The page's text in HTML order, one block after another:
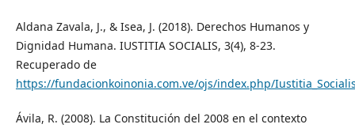
Aldana Zavala, J., & Isea, J. (2018). Derechos Humanos y
Dignidad Humana. IUSTITIA SOCIALIS, 3(4), 8-23.
Recuperado de
https://fundacionkoinonia.com.ve/ojs/index.php/
Ávila, R. (2008). La Constitución del 2008 en el contexto